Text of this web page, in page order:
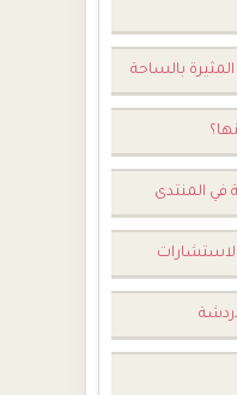
بالساحة
في المنتدى